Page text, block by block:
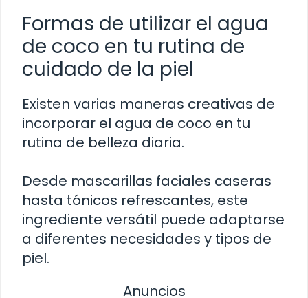
Formas de utilizar el agua
de coco en tu rutina de
cuidado de la piel
Existen varias maneras creativas de
incorporar el agua de coco en tu
rutina de belleza diaria.
Desde mascarillas faciales caseras
hasta tónicos refrescantes, este
ingrediente versátil puede adaptarse
a diferentes necesidades y tipos de
piel.
Anuncios